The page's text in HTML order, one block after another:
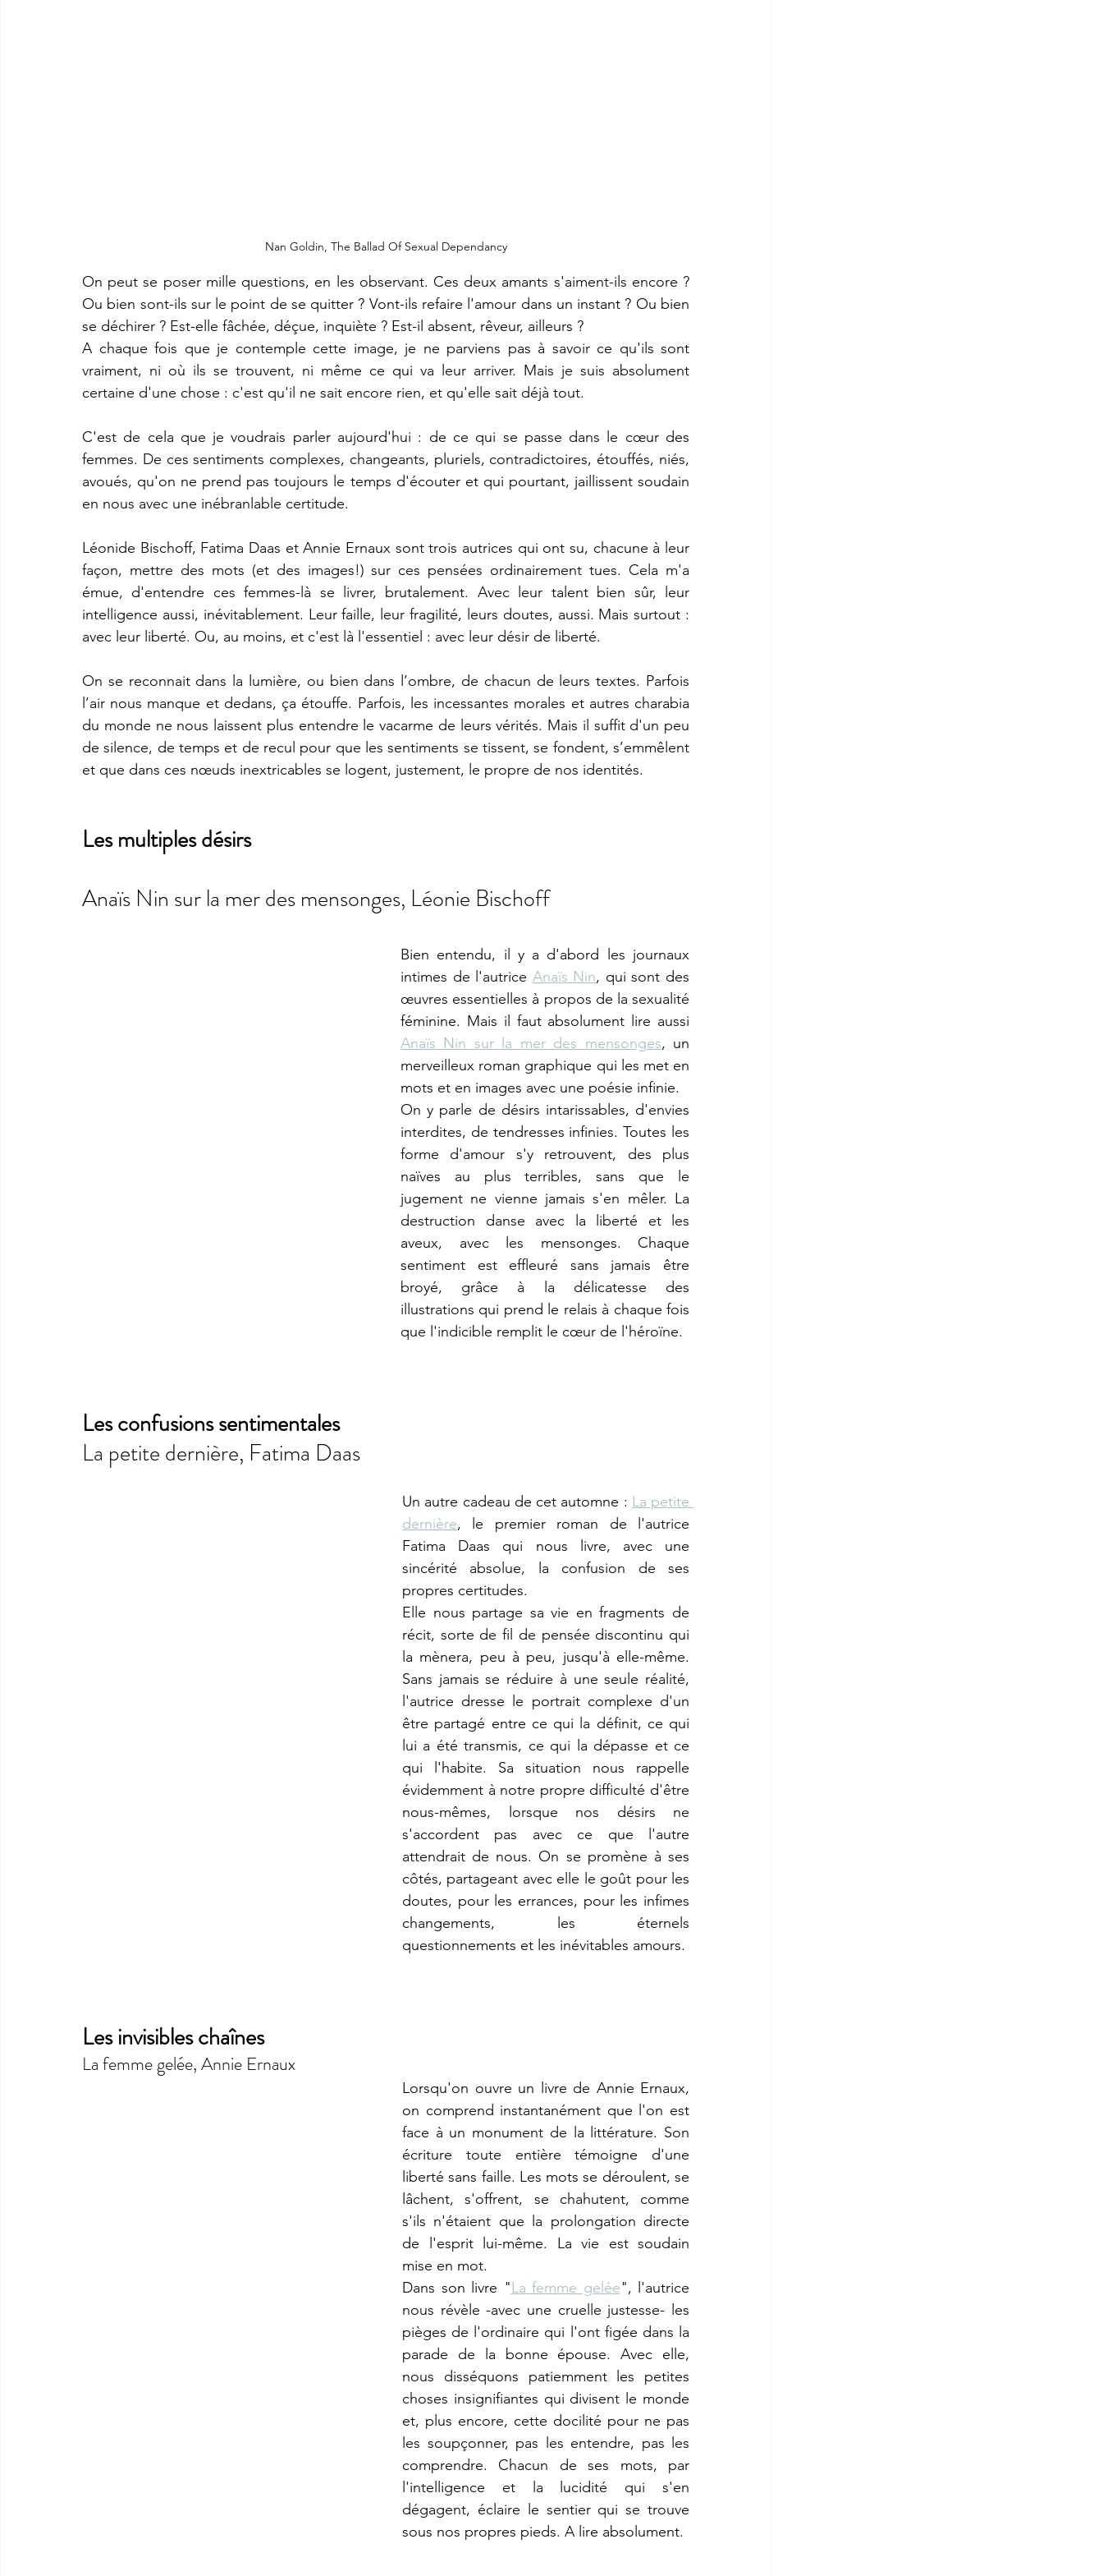
Nan Goldin, The Ballad Of Sexual Dependancy
On peut se poser mille questions, en les observant. Ces deux amants s'aiment-ils encore ?
Ou bien sont-ils sur le point de se quitter ? Vont-ils refaire l'amour dans un instant ? Ou bien
se déchirer ? Est-elle fâchée, déçue, inquiète ? Est-il absent, rêveur, ailleurs ?
A chaque fois que je contemple cette image, je ne parviens pas à savoir ce qu'ils sont
vraiment, ni où ils se trouvent, ni même ce qui va leur arriver. Mais je suis absolument
certaine d'une chose : c'est qu'il ne sait encore rien, et qu'elle sait déjà tout.
C'est de cela que je voudrais parler aujourd'hui : de ce qui se passe dans le cœur des
femmes. De ces sentiments complexes, changeants, pluriels, contradictoires, étouffés, niés,
avoués, qu'on ne prend pas toujours le temps d'écouter et qui pourtant, jaillissent soudain
en nous avec une inébranlable certitude.
Léonide Bischoff, Fatima Daas et Annie Ernaux sont trois autrices qui ont su, chacune à leur
façon, mettre des mots (et des images!) sur ces pensées ordinairement tues. Cela m'a
émue, d'entendre ces femmes-là se livrer, brutalement. Avec leur talent bien sûr, leur
intelligence aussi, inévitablement. Leur faille, leur fragilité, leurs doutes, aussi. Mais surtout :
avec leur liberté. Ou, au moins, et c'est là l'essentiel : avec leur désir de liberté.
On se reconnait dans la lumière, ou bien dans l’ombre, de chacun de leurs textes. Parfois
l’air nous manque et dedans, ça étouffe. Parfois, les incessantes morales et autres charabia
du monde ne nous laissent plus entendre le vacarme de leurs vérités. Mais il suffit d'un peu
de silence, de temps et de recul pour que les sentiments se tissent, se fondent, s’emmêlent
et que dans ces nœuds inextricables se logent, justement, le propre de nos identités.
Les multiples désirs
Anaïs Nin sur la mer des mensonges, Léonie Bischoff
Bien entendu, il y a d'abord les journaux
intimes de l'autrice Anaïs Nin, qui sont des
œuvres essentielles à propos de la sexualité
Anaïs Nin sur la mer des mensonges, un
merveilleux roman graphique qui les met en
mots et en images avec une poésie infinie.
On y parle de désirs intarissables, d'envies
interdites, de tendresses infinies. Toutes les
forme d'amour s'y retrouvent, des plus
naïves au plus terribles, sans que le
jugement ne vienne jamais s'en mêler. La
destruction danse avec la liberté et les
aveux, avec les mensonges. Chaque
sentiment est effleuré sans jamais être
broyé, grâce à la délicatesse des
illustrations qui prend le relais à chaque fois
que l'indicible remplit le cœur de l'héroïne.
Les confusions sentimentales
La petite dernière, Fatima Daas
Un autre cadeau de cet automne : La petite
dernière, le premier roman de l'autrice
Fatima Daas qui nous livre, avec une
sincérité absolue, la confusion de ses
propres certitudes.
Elle nous partage sa vie en fragments de
récit, sorte de fil de pensée discontinu qui
la mènera, peu à peu, jusqu'à elle-même.
Sans jamais se réduire à une seule réalité,
l'autrice dresse le portrait complexe d'un
être partagé entre ce qui la définit, ce qui
lui a été transmis, ce qui la dépasse et ce
qui l'habite. Sa situation nous rappelle
évidemment à notre propre difficulté d'être
nous-mêmes, lorsque nos désirs ne
s'accordent pas avec ce que l'autre
attendrait de nous. On se promène à ses
côtés, partageant avec elle le goût pour les
doutes, pour les errances, pour les infimes
changements, les éternels
questionnements et les inévitables amours.
Les invisibles chaînes
La femme gelée, Annie Ernaux
Lorsqu'on ouvre un livre de Annie Ernaux,
on comprend instantanément que l'on est
face à un monument de la littérature. Son
écriture toute entière témoigne d'une
liberté sans faille. Les mots se déroulent, se
lâchent, s'offrent, se chahutent, comme
s'ils n'étaient que la prolongation directe
de l'esprit lui-même. La vie est soudain
mise en mot.
Dans son livre "La femme gelée", l'autrice
nous révèle -avec une cruelle justesse- les
pièges de l'ordinaire qui l'ont figée dans la
parade de la bonne épouse. Avec elle,
nous disséquons patiemment les petites
choses insignifiantes qui divisent le monde
et, plus encore, cette docilité pour ne pas
les soupçonner, pas les entendre, pas les
comprendre. Chacun de ses mots, par
l'intelligence et la lucidité qui s'en
dégagent, éclaire le sentier qui se trouve
sous nos propres pieds. A lire absolument.